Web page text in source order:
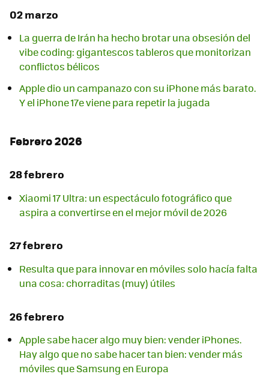
02 marzo
La guerra de Irán ha hecho brotar una obsesión del
vibe coding: gigantescos tableros que monitorizan
conflictos bélicos
Apple dio un campanazo con su iPhone más barato.
Y el iPhone 17e viene para repetir la jugada
Febrero 2026
28 febrero
Xiaomi 17 Ultra: un espectáculo fotográfico que
aspira a convertirse en el mejor móvil de 2026
27 febrero
Resulta que para innovar en móviles solo hacía falta
una cosa: chorraditas (muy) útiles
26 febrero
Apple sabe hacer algo muy bien: vender iPhones.
Hay algo que no sabe hacer tan bien: vender más
móviles que Samsung en Europa